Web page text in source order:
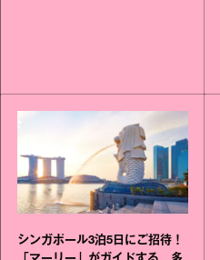
シンガポール3泊5日にご招待！